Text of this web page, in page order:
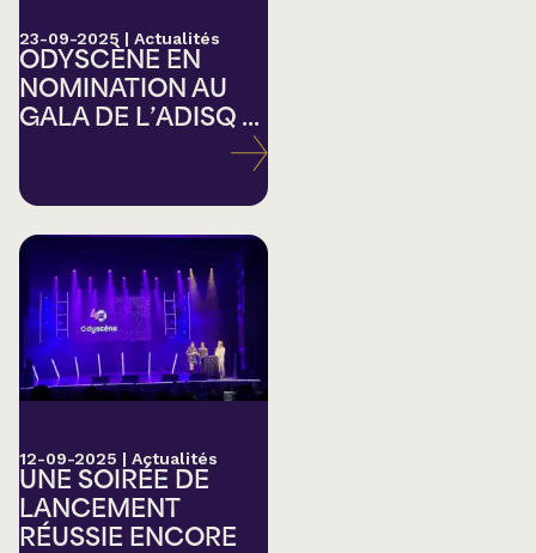
23-09-2025 | Actualités
ODYSCÈNE EN
NOMINATION AU
GALA DE L’ADISQ ...
12-09-2025 | Actualités
UNE SOIRÉE DE
LANCEMENT
RÉUSSIE ENCORE